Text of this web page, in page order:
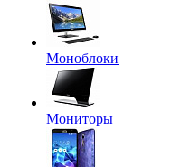
Моноблоки
Мониторы